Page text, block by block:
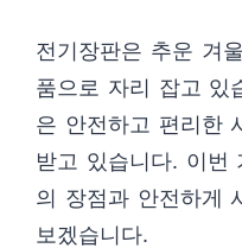
전기장판은 추운 겨
품으로 자리 잡고 있
은 안전하고 편리한
받고 있습니다. 이번
의 장점과 안전하게
보겠습니다.